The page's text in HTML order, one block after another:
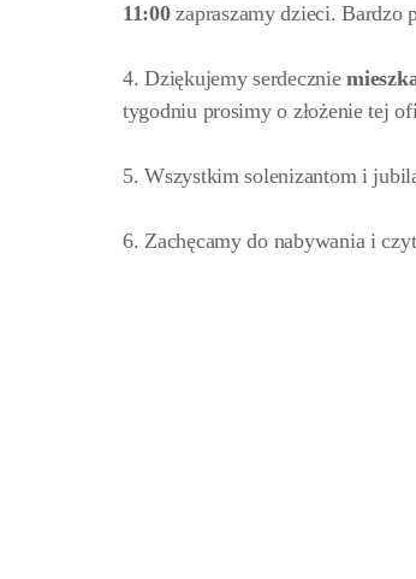
11:00 zapraszamy dzieci. Bardzo
4. Dziękujemy serdecznie
tygodniu prosimy o złożenie tej
5. Wszystkim solenizantom i
6. Zachęcamy do nabywania i